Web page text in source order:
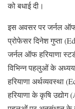
को बधाई दी।
इस अवसर पर जर्नल ऑफ
प्रोफेसर दिनेश गुप्ता
जर्नल ऑफ हरियाणा
विभिन्न पहलुओं के
हरियाणा अर्थव्यवस्था
हरियाणा के कृषि उद्योग